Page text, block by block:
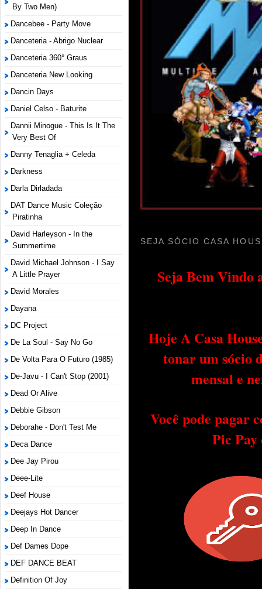
By Two Men)
Dancebee - Party Move
Danceteria - Abrigo Nuclear
Danceteria 360° Graus
Danceteria New Looking
Dancin Days
Daniel Celso - Baturite
Dannii Minogue - This Is It The
Very Best Of
Danny Tenaglia + Celeda
Darkness
Darla Dirladada
DAT Dance Music Coleção
Piratinha
David Harleyson - In the
Summertime
David Michael Johnson - I Say
A Little Prayer
David Morales
Dayana
DC Project
De La Soul - Say No Go
De Volta Para O Futuro (1985)
De-Javu - I Can't Stop (2001)
Dead Or Alive
Debbie Gibson
Deborahe - Don't Test Me
Deca Dance
Dee Jay Pirou
Deee-Lite
Deef House
Deejays Hot Dancer
Deep In Dance
Def Dames Dope
DEF DANCE BEAT
Definition Of Joy
SEJA SÓCIO CASA
Seja Bem Vindo
Hoje A Casa
tonar um sócio
mensal e
Você pode pagar
Pic